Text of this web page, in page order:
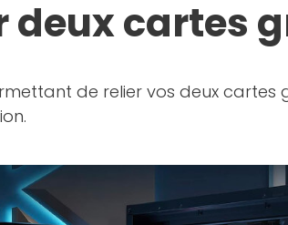
cartes
de relier vos deux cartes